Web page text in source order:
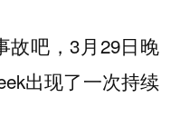
故吧，3月29日晚
出现了一次持续